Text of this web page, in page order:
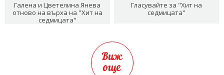
Галена и Цветелина Янева
отново на върха на "Хит на
седмицата"
Гласувайте за "Хит на
седмицата"
Виж
още